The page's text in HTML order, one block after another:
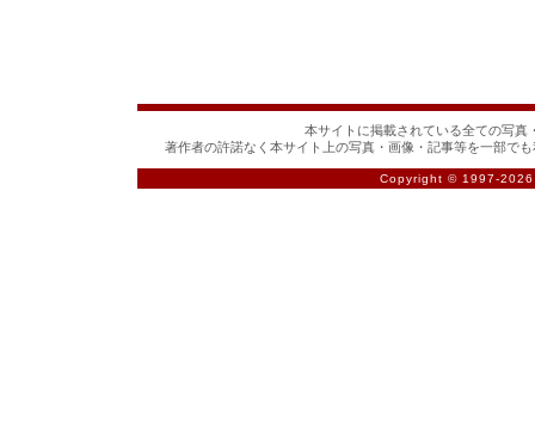
本サイトに掲載されている全ての写真
著作者の許諾なく本サイト上の写真・画像・記事等を一部で
Copyright © 1997-